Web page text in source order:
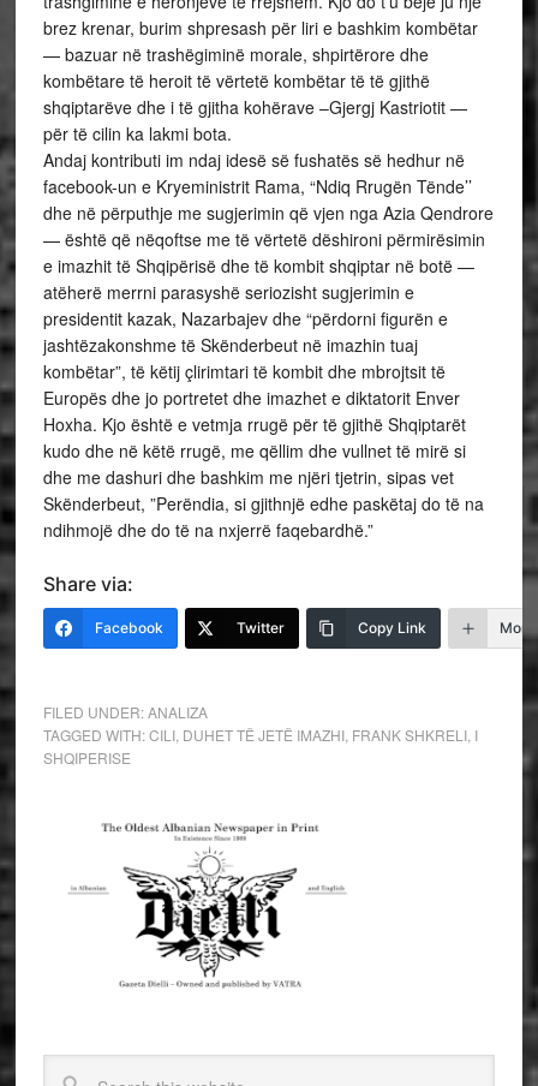
brez krenar, burim shpresash për liri e bashkim kombëtar
— bazuar në trashëgiminë morale, shpirtërore dhe
kombëtare të heroit të vërtetë kombëtar të të gjithë
shqiptarëve dhe i të gjitha kohërave –Gjergj Kastriotit —
për të cilin ka lakmi bota.
Andaj kontributi im ndaj idesë së fushatës së hedhur në
facebook-un e Kryeministrit Rama, “Ndiq Rrugën Tënde’’
dhe në përputhje me sugjerimin që vjen nga Azia Qendrore
— është që nëqoftse me të vërtetë dëshironi përmirësimin
e imazhit të Shqipërisë dhe të kombit shqiptar në botë —
atëherë merrni parasyshë seriozisht sugjerimin e
presidentit kazak, Nazarbajev dhe “përdorni figurën e
jashtëzakonshme të Skënderbeut në imazhin tuaj
kombëtar”, të këtij çlirimtari të kombit dhe mbrojtsit të
Europës dhe jo portretet dhe imazhet e diktatorit Enver
Hoxha. Kjo është e vetmja rrugë për të gjithë Shqiptarët
kudo dhe në këtë rrugë, me qëllim dhe vullnet të mirë si
dhe me dashuri dhe bashkim me njëri tjetrin, sipas vet
Skënderbeut, ”Perëndia, si gjithnjë edhe paskëtaj do të na
ndihmojë dhe do të na nxjerrë faqebardhë.”
Share via:
Facebook Twitter Copy Link More
FILED UNDER:ANALIZA
TAGGED WITH:CILI, DUHET TË JETË IMAZHI, FRANK SHKRELI, I
SHQIPERISE